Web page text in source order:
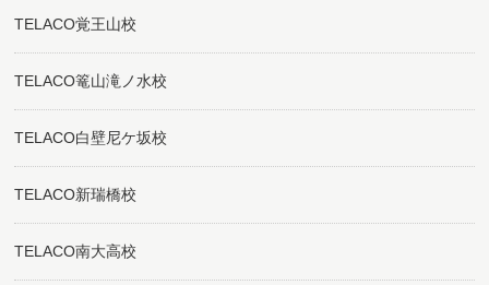
TELACO覚王山校
TELACO篭山滝ノ水校
TELACO白壁尼ケ坂校
TELACO新瑞橋校
TELACO南大高校